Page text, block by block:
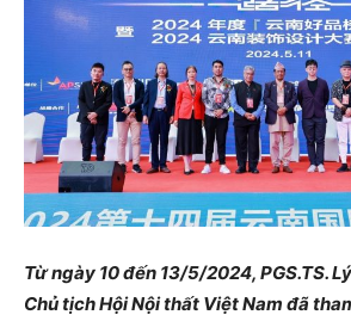
Từ ngày 10 đến 13/5/2024, PGS.TS.
Chủ tịch Hội Nội thất Việt Nam đã